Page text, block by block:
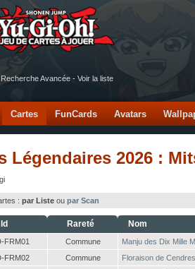
Recherche Avancée - Voir la liste
Cartes FunCards Avatars
Légendaires 2026 :
: par Liste ou par Scan
Id Rareté Nom
FRM01 Commune
Manju des Dix Mille
FRM02
Commune
Floraison de